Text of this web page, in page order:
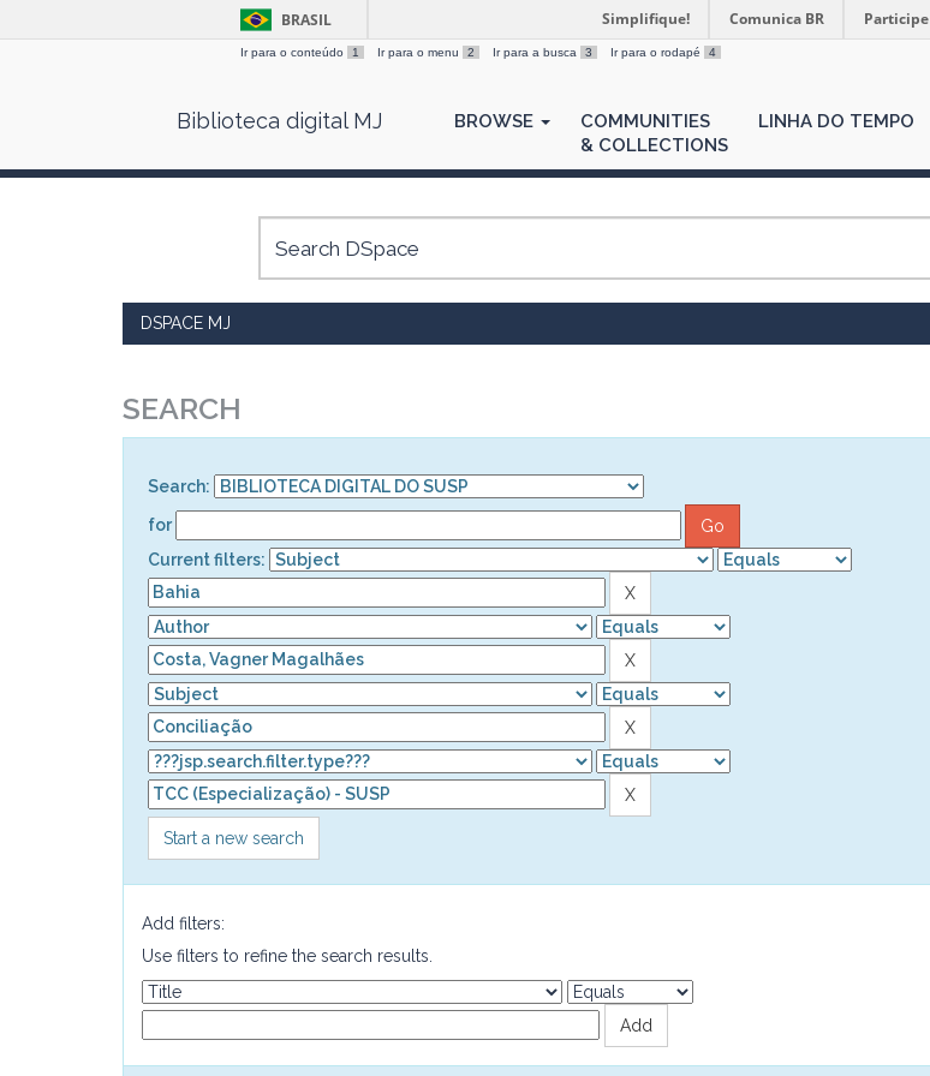
BRASIL Simplifique! Comunica BR Participe
Ir para o conteúdo 1 Ir para o menu 2 Ir para a busca 3 Ir para o rodapé 4
Biblioteca digital MJ BROWSE
COMMUNITIES
& COLLECTIONS
LINHA DO TEMPO
DSPACE MJ
SEARCH
Search:
for
Current filters:
Start a new search
Add filters:
Use filters to refine the search results.